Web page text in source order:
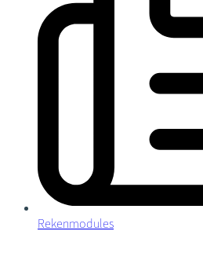
Rekenmodules